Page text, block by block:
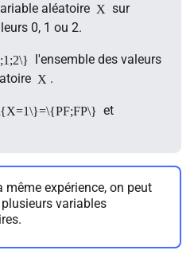
aléatoire X sur
0, 1 ou 2.
l'ensemble des valeurs
X .
et
même expérience, on peut
variables